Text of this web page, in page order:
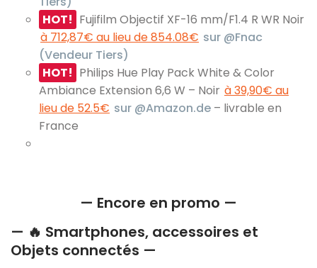
HOT! Fujifilm Objectif XF-16 mm/F1.4 R WR Noir
à 712,87€ au lieu de 854.08€ sur @Fnac
(Vendeur Tiers)
HOT! Philips Hue Play Pack White & Color
Ambiance Extension 6,6 W – Noir à 39,90€ au
lieu de 52.5€ sur @Amazon.de – livrable en
France
— Encore en promo —
— 🔥 Smartphones, accessoires et
Objets connectés —